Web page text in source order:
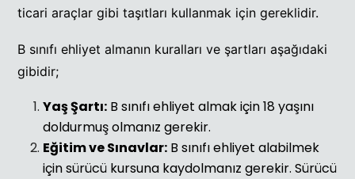
ticari araçlar gibi taşıtları kullanmak için gereklidir.
B sınıfı ehliyet almanın kuralları ve şartları aşağıdaki
gibidir;
Yaş Şartı: B sınıfı ehliyet almak için 18 yaşını
doldurmuş olmanız gerekir.
Eğitim ve Sınavlar: B sınıfı ehliyet alabilmek
için sürücü kursuna kaydolmanız gerekir. Sürücü